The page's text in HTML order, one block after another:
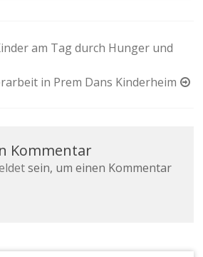
am Tag durch Hunger und
in Prem Dans Kinderheim
Kommentar
sein, um einen Kommentar